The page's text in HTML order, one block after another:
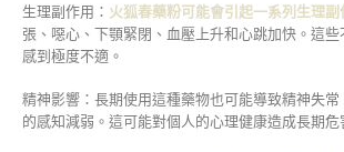
生理副作用： 火狐春藥粉可能會引起一系列生理副
張、噁心、下顎緊閉、血壓上升和心跳加快。這
感到極度不適。
精神影響：長期使用這種藥物也可能導致精神失
的感知減弱。這可能對個人的心理健康造成長期危